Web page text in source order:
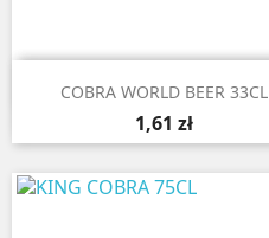
 Aperçu rapide
COBRA WORLD BEER 33CL
1,61 zł